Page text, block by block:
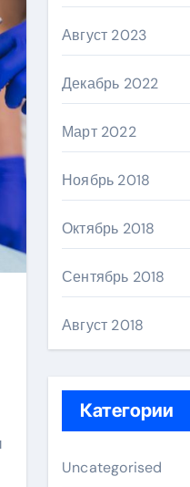
Август 2023
Декабрь 2022
Март 2022
Ноябрь 2018
Октябрь 2018
Сентябрь 2018
Август 2018
Категории
Uncategorised